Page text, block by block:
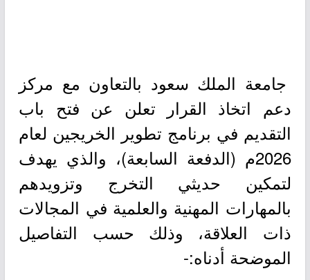
جامعة الملك سعود بالتعاون مع مركز
دعم اتخاذ القرار تعلن عن فتح باب
التقديم في برنامج تطوير الخريجين لعام
2026م (الدفعة السابعة)، والذي يهدف
لتمكين حديثي التخرج وتزويدهم
بالمهارات المهنية والعلمية في المجالات
ذات العلاقة، وذلك حسب التفاصيل
الموضحة أدناه:-